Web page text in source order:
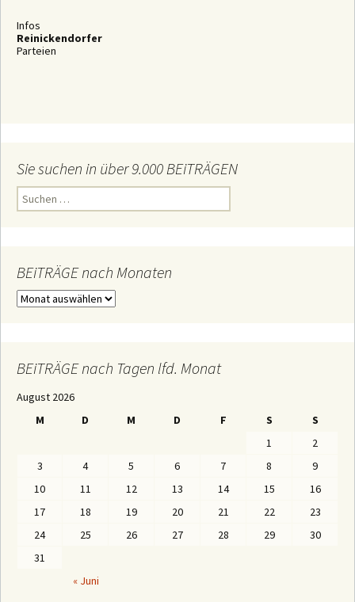
Infos
Reinickendorfer
Parteien
Sie suchen in über 9.000 BEiTRÄGEN
n
a
c
h
BEiTRÄGE nach Monaten
B
E
G
n
BEiTRÄGE nach Tagen lfd. Monat
August 2026
M
D M D F S S
« Juni
1
2
3
4 5 6 7 8
9
10
11 12 13 14 15
16
17
18 19 20 21 22
23
24
25 26 27 28 29
30
31